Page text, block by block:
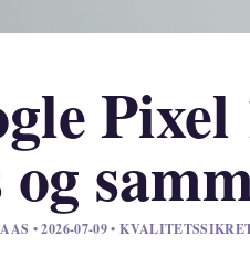
• 2026-07-09 •